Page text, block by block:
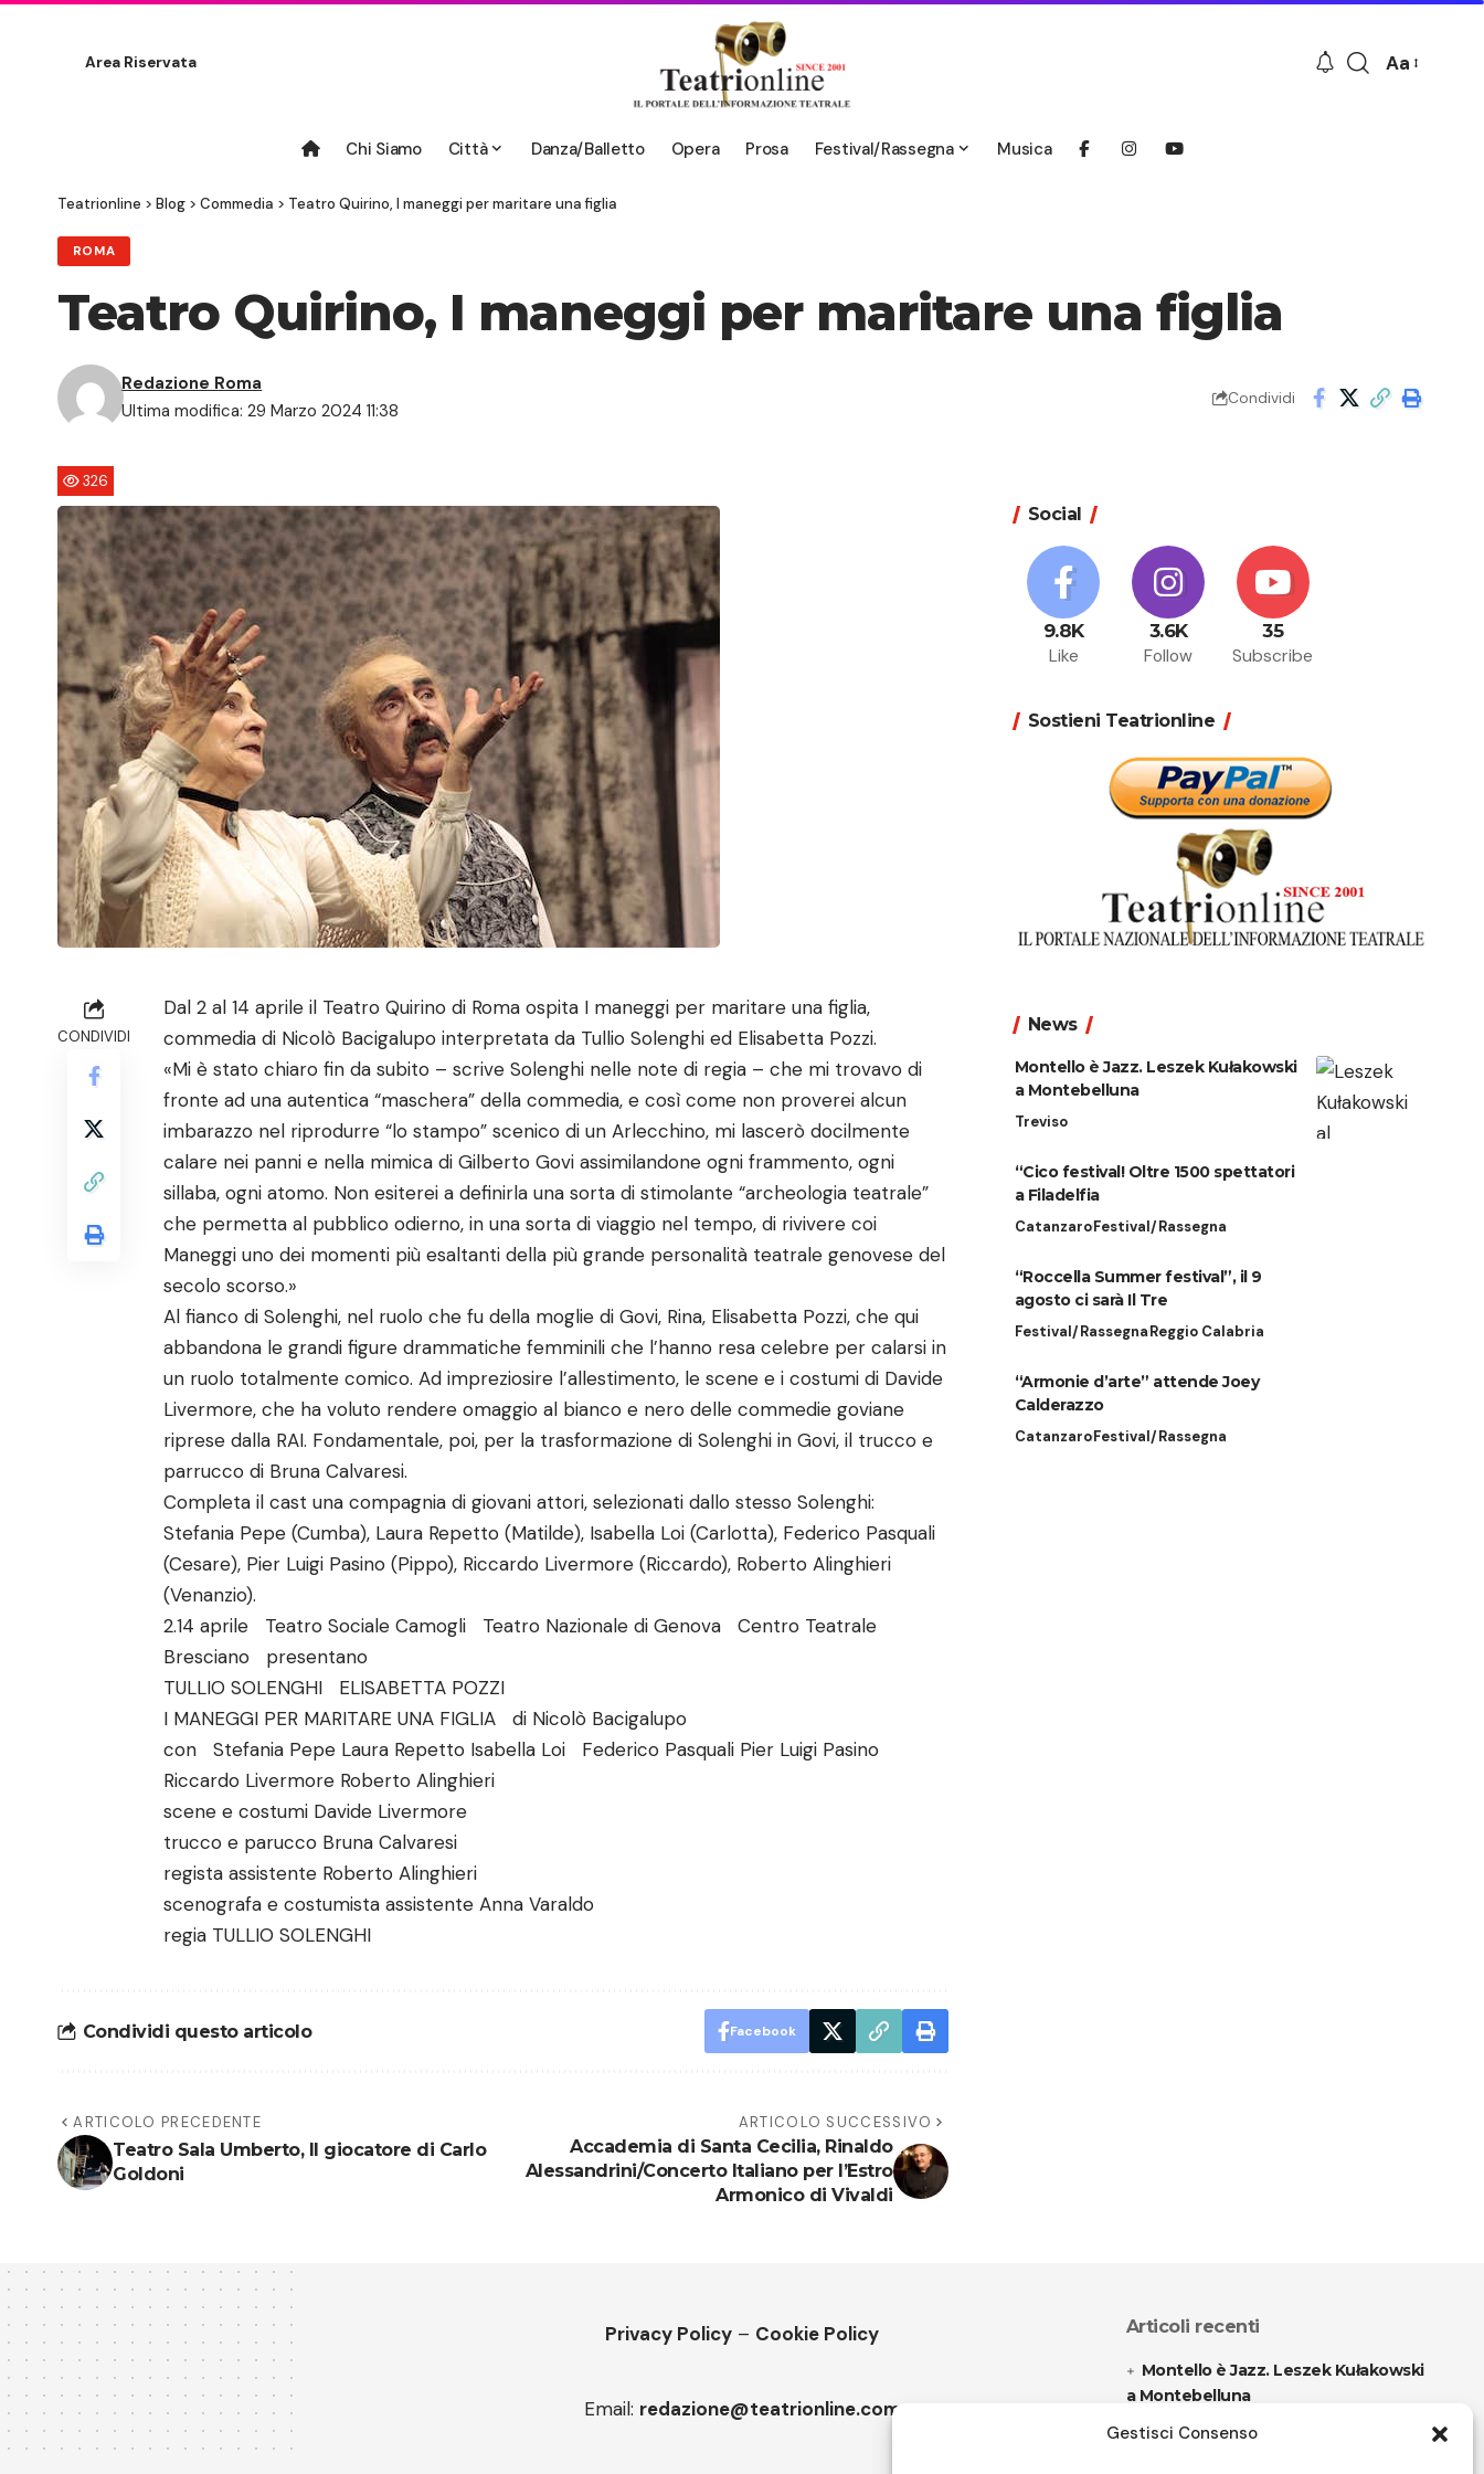
Gestisci Consenso
Area Riservata
Font
Aa
Chi Siamo Città Danza/Balletto Opera Prosa Festival/Rassegna Musica
Teatrionline > Blog > Commedia > Teatro Quirino, I maneggi per maritare una figlia
ROMA
Teatro Quirino, I maneggi per maritare una figlia
Ultima modifica: 29 Marzo 2024 11:38
Redazione Roma
Condividi
326
CONDIVIDI
Dal 2 al 14 aprile il Teatro Quirino di Roma ospita I maneggi per maritare una figlia,
commedia di Nicolò Bacigalupo interpretata da Tullio Solenghi ed Elisabetta Pozzi.
«Mi è stato chiaro fin da subito – scrive Solenghi nelle note di regia – che mi trovavo di
fronte ad una autentica “maschera” della commedia, e così come non proverei alcun
imbarazzo nel riprodurre “lo stampo” scenico di un Arlecchino, mi lascerò docilmente
calare nei panni e nella mimica di Gilberto Govi assimilandone ogni frammento, ogni
sillaba, ogni atomo. Non esiterei a definirla una sorta di stimolante “archeologia teatrale”
che permetta al pubblico odierno, in una sorta di viaggio nel tempo, di rivivere coi
Maneggi uno dei momenti più esaltanti della più grande personalità teatrale genovese del
secolo scorso.»
Al fianco di Solenghi, nel ruolo che fu della moglie di Govi, Rina, Elisabetta Pozzi, che qui
abbandona le grandi figure drammatiche femminili che l’hanno resa celebre per calarsi in
un ruolo totalmente comico. Ad impreziosire l’allestimento, le scene e i costumi di Davide
Livermore, che ha voluto rendere omaggio al bianco e nero delle commedie goviane
riprese dalla RAI. Fondamentale, poi, per la trasformazione di Solenghi in Govi, il trucco e
parrucco di Bruna Calvaresi.
Completa il cast una compagnia di giovani attori, selezionati dallo stesso Solenghi:
Stefania Pepe (Cumba), Laura Repetto (Matilde), Isabella Loi (Carlotta), Federico Pasquali
(Cesare), Pier Luigi Pasino (Pippo), Riccardo Livermore (Riccardo), Roberto Alinghieri
(Venanzio).
2.14 aprile Teatro Sociale Camogli Teatro Nazionale di Genova Centro Teatrale
Bresciano presentano
TULLIO SOLENGHI ELISABETTA POZZI
I MANEGGI PER MARITARE UNA FIGLIA di Nicolò Bacigalupo
con Stefania Pepe Laura Repetto Isabella Loi Federico Pasquali Pier Luigi Pasino
Riccardo Livermore Roberto Alinghieri
scene e costumi Davide Livermore
trucco e parucco Bruna Calvaresi
regista assistente Roberto Alinghieri
scenografa e costumista assistente Anna Varaldo
regia TULLIO SOLENGHI
Condividi questo articolo Facebook
ARTICOLO PRECEDENTE
Teatro Sala Umberto, Il giocatore di Carlo
Goldoni
ARTICOLO SUCCESSIVO
Accademia di Santa Cecilia, Rinaldo
Alessandrini/Concerto Italiano per l’Estro
Armonico di Vivaldi
Social
9.8K
Like
3.6K
Follow
35
Subscribe
Sostieni Teatrionline
News
Montello è Jazz. Leszek Kułakowski
a Montebelluna
Treviso
“Cico festival! Oltre 1500 spettatori
a Filadelfia
CatanzaroFestival/Rassegna
“Roccella Summer festival”, il 9
agosto ci sarà Il Tre
Festival/RassegnaReggio Calabria
“Armonie d’arte” attende Joey
Calderazzo
CatanzaroFestival/Rassegna
Privacy Policy – Cookie Policy
Email: redazione@teatrionline.com
Articoli recenti
Montello è Jazz. Leszek Kułakowski
a Montebelluna
“Cico festival! Oltre 1500 spettatori